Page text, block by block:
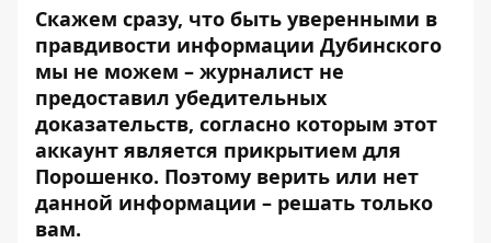
Скажем сразу, что быть уверенными в
правдивости информации Дубинского
мы не можем – журналист не
предоставил убедительных
доказательств, согласно которым этот
аккаунт является прикрытием для
Порошенко. Поэтому верить или нет
данной информации – решать только
вам.